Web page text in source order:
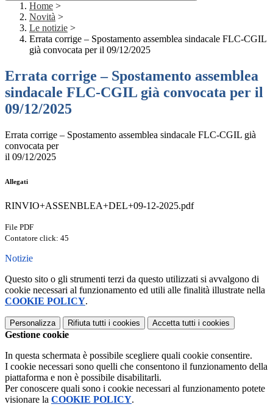
Home >
Novità >
Le notizie >
Errata corrige – Spostamento assemblea sindacale FLC-CGIL
già convocata per il 09/12/2025
Errata corrige – Spostamento assemblea
sindacale FLC-CGIL già convocata per il
09/12/2025
Errata corrige – Spostamento assemblea sindacale FLC-CGIL già
convocata per
il 09/12/2025
Allegati
RINVIO+ASSENBLEA+DEL+09-12-2025.pdf
File PDF
Contatore click: 45
Notizie
Questo sito o gli strumenti terzi da questo utilizzati si avvalgono di
cookie necessari al funzionamento ed utili alle finalità illustrate nella
COOKIE POLICY.
Personalizza Rifiuta tutti i cookies Accetta tutti i cookies
Gestione cookie
In questa schermata è possibile scegliere quali cookie consentire.
I cookie necessari sono quelli che consentono il funzionamento della
piattaforma e non è possibile disabilitarli.
Per conoscere quali sono i cookie necessari al funzionamento potete
visionare la COOKIE POLICY.